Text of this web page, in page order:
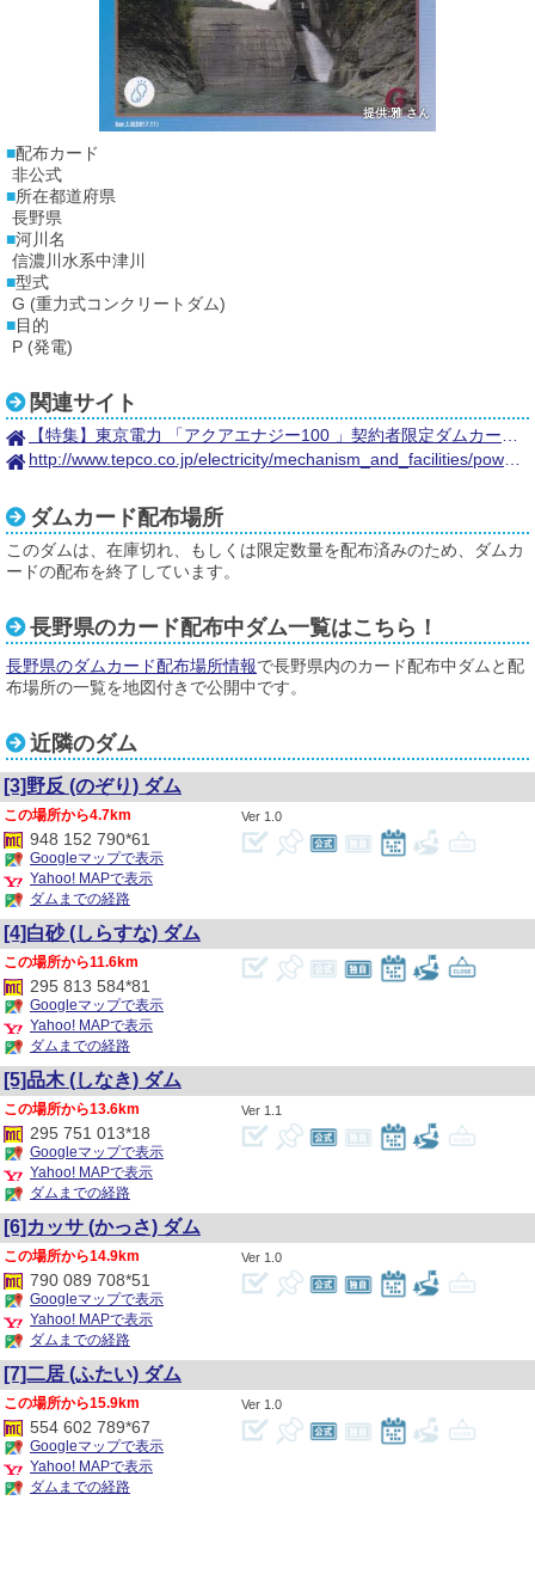
5
提供:雅 さん
配布カード
非公式
所在都道府県
長野県
河川名
信濃川水系中津川
型式
G (重力式コンクリートダム)
目的
P (発電)
関連サイト
【特集】東京電力 「アクアエナジー100 」契約者限定ダムカード一覧マップ
http://www.tepco.co.jp/electricity/mechanism_and_facilities/power_generation/hydroelectric_power/pdf/41.pdf
ダムカード配布場所
このダムは、在庫切れ、もしくは限定数量を配布済みのため、ダムカ
ードの配布を終了しています。
長野県のカード配布中ダム一覧はこちら！
長野県のダムカード配布場所情報で長野県内のカード配布中ダムと配
布場所の一覧を地図付きで公開中です。
近隣のダム
[3]野反 (のぞり) ダム
1.0
4.7km
948 152 790*61
Googleマップで表示
Yahoo! MAPで表示
ダムまでの経路
[4]白砂(しらすな) ダム
11.6km
295 813 584*81
Googleマップで表示
Yahoo! MAPで表示
ダムまでの経路
[5]品木(しなき) ダム
1.1
13.6km
295 751 013*18
Googleマップで表示
Yahoo! MAPで表示
ダムまでの経路
[6]カッサ (かっさ) ダム
1.0
14.9km
790 089 708*51
Googleマップで表示
Yahoo! MAPで表示
ダムまでの経路
[7]二居 (ふたい) ダム
1.0
15.9km
554 602 789*67
Googleマップで表示
Yahoo! MAPで表示
ダムまでの経路